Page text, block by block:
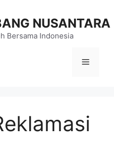
NUSANTARA
Bersama Indonesia
Menu